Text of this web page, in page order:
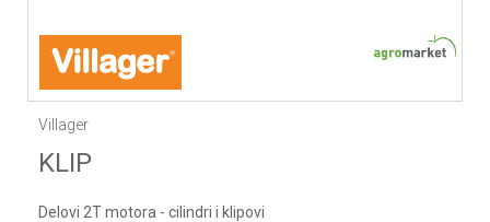
Villager
KLIP
Delovi 2T motora - cilindri i klipovi